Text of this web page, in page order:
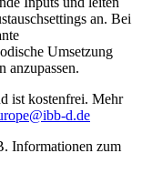
an. Bei
Umsetzung
anzupassen.
ist kostenfrei. Mehr
d.de
Informationen zum